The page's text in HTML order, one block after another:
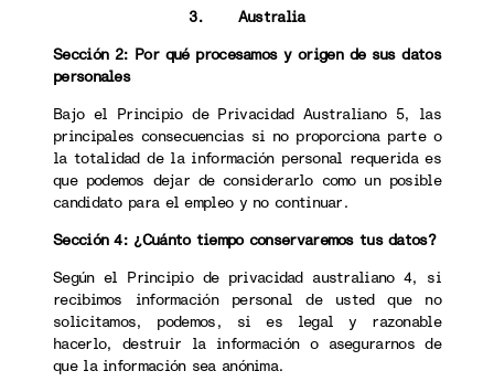
3. Australia
Sección 2: Por qué procesamos y origen de sus datos
personales
Bajo el Principio de Privacidad Australiano 5, las
principales consecuencias si no proporciona parte o
la totalidad de la información personal requerida es
que podemos dejar de considerarlo como un posible
candidato para el empleo y no continuar.
Sección 4: ¿Cuánto tiempo conservaremos tus datos?
Según el Principio de privacidad australiano 4, si
recibimos información personal de usted que no
solicitamos, podemos, si es legal y razonable
hacerlo, destruir la información o asegurarnos de
que la información sea anónima.